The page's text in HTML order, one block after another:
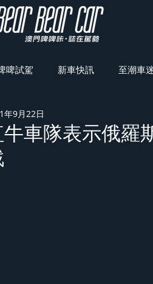
啤試駕 新車快訊 至潮車
車隊表示俄羅
年9月22日